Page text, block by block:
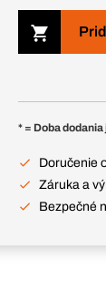
* = Doba dodania
Doručenie
Záruka a
Bezpečné